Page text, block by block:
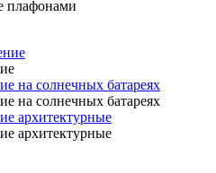
плафонами
на солнечных батареях
на солнечных батареях
архитектурные
архитектурные